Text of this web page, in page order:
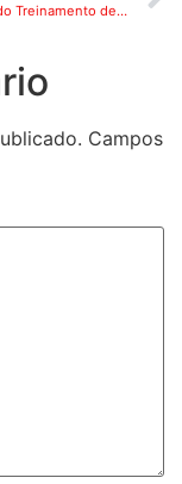
Importância do Treinamento de Tiro para Civis Autorizados no Rio de Janeiro: Preparo, Segurança e Controle Emocional
Campos